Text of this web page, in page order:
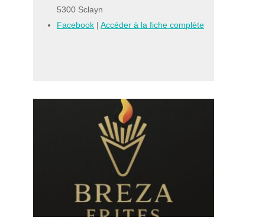
5300 Sclayn
Facebook |Accéder à la fiche complète